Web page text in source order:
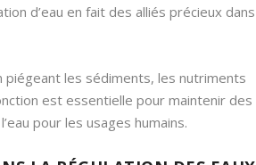
d’eau en fait des alliés précieux dans
piégeant les sédiments, les nutriments
est essentielle pour maintenir des
pour les usages humains.